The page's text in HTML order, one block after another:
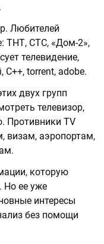
Любителей
ТНТ, СТС, «Дом-2»,
телевидение,
torrent, adobe.
двух групп
телевизор,
Противники TV
визам, аэропортам,
которую
Но ее уже
интересы
без помощи